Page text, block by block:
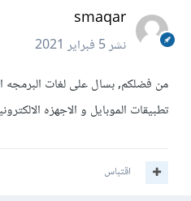
smaqar
نشر5 فبراير 2021
من فضلكم, بسال على لغات البرمجه
تطبيقات الموبايل و الاجهزه
اقتباس